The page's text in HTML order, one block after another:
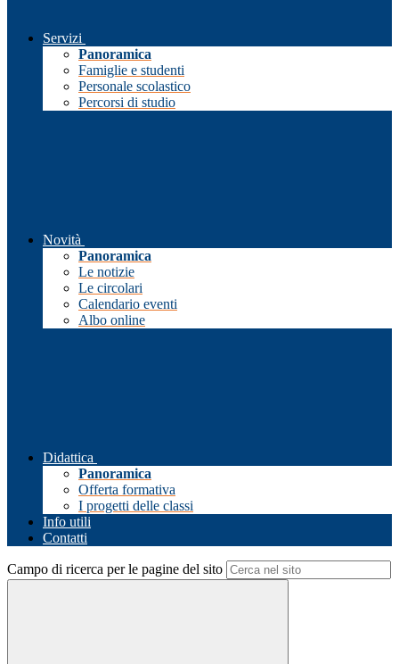
Servizi
Panoramica
Famiglie e studenti
Personale scolastico
Percorsi di studio
Novità
Panoramica
Le notizie
Le circolari
Calendario eventi
Albo online
Didattica
Panoramica
Offerta formativa
I progetti delle classi
Info utili
Contatti
Campo di ricerca per le pagine del sito